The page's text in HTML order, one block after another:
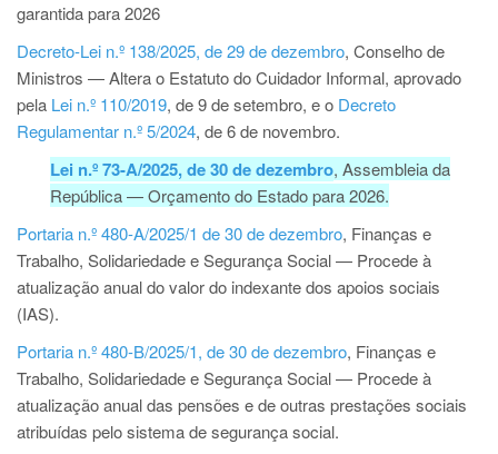
garantida para 2026
Decreto-Lei n.º 138/2025, de 29 de dezembro, Conselho de
Ministros — Altera o Estatuto do Cuidador Informal, aprovado
pela Lei n.º 110/2019, de 9 de setembro, e o Decreto
Regulamentar n.º 5/2024, de 6 de novembro.
Lei n.º 73-A/2025, de 30 de dezembro, Assembleia da
República — Orçamento do Estado para 2026.
Portaria n.º 480-A/2025/1 de 30 de dezembro, Finanças e
Trabalho, Solidariedade e Segurança Social — Procede à
atualização anual do valor do indexante dos apoios sociais
(IAS).
Portaria n.º 480-B/2025/1, de 30 de dezembro, Finanças e
Trabalho, Solidariedade e Segurança Social — Procede à
atualização anual das pensões e de outras prestações sociais
atribuídas pelo sistema de segurança social.